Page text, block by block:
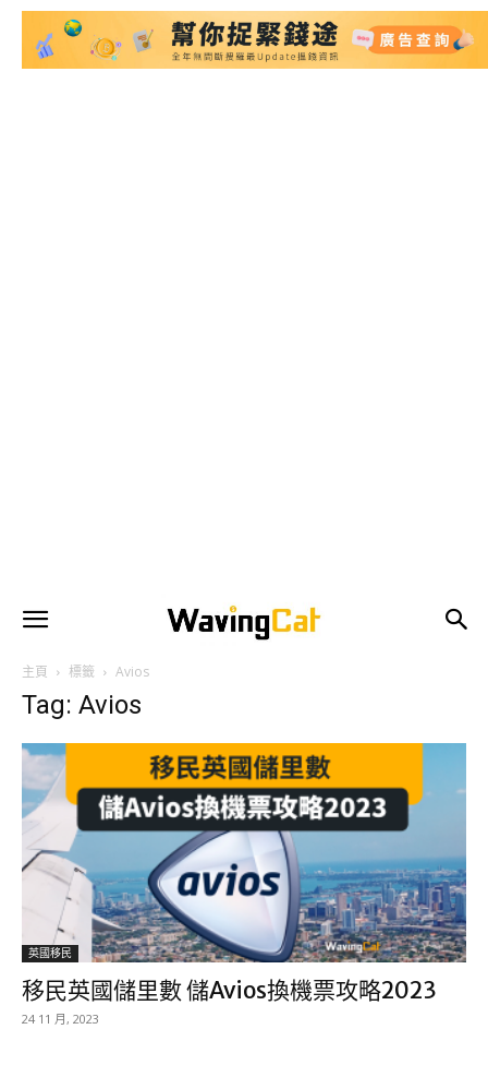
主頁 標籤 Avios
Tag: Avios
英國移民
移民英國儲里數 儲Avios換機票攻略2023
24 11 月, 2023